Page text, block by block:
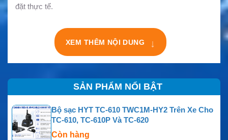
đặt thực tế.
XEM THÊM NỘI DUNG ↓
SẢN PHẨM NỔI BẬT
Bộ sạc HYT TC-610 TWC1M-HY2 Trên Xe Cho
TC-610, TC-610P Và TC-620
Còn hàng